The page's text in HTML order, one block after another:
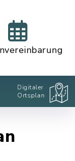
Digitaler
Ortsplan